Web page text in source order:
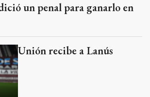
un penal para ganarlo en
Unión recibe a Lanús